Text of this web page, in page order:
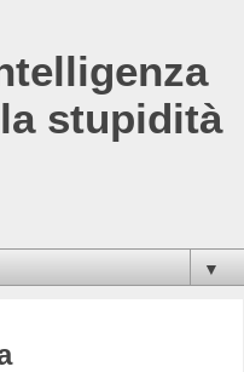
stupidità
▼